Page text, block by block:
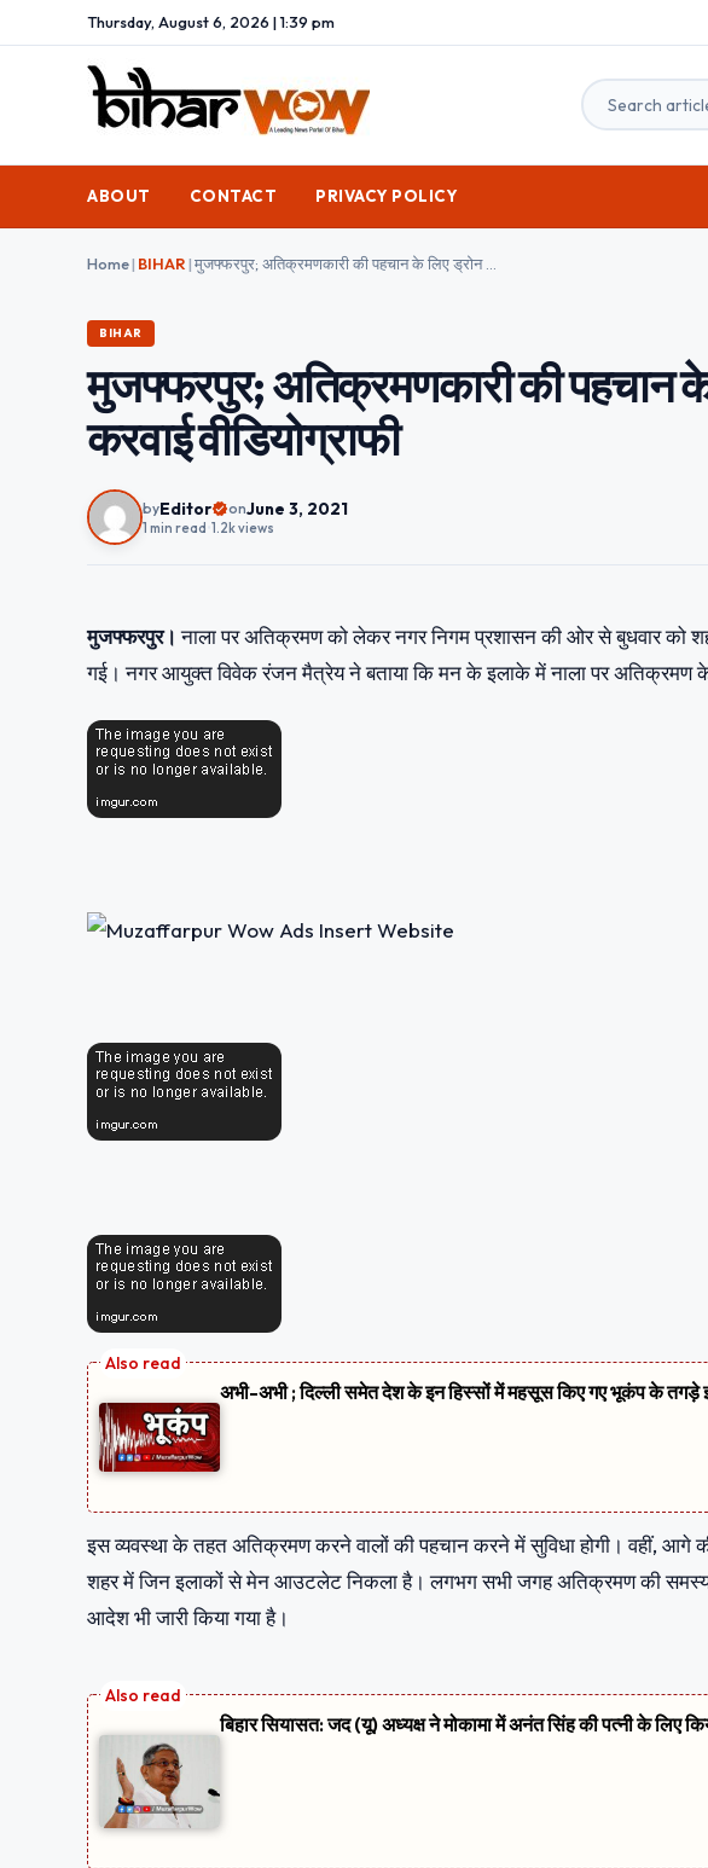
Thursday, August 6, 2026 | 1:39 pm अभी-अभी ;
ABOUT CONTACT PRIVACY POLICY
Home| BIHAR|
BIHAR
मुजफ्फरपुर; अतिक्रमणकारी की पहचान
करवाई वीडियोग्राफी
byEditor onJune 3, 2021
1 min read 1.2k views
मुजफ्फरपुर। नाला पर अतिक्रमण को लेकर नगर निगम प्रशासन की ओर से बुधवार को
गई। नगर आयुक्त विवेक रंजन मैत्रेय ने बताया कि मन के इलाके में नाला पर अतिक्रमण के
अभी-अभी ; दिल्ली समेत देश के इन हिस्सों में महसूस किए गए भूकंप के
इस व्यवस्था के तहत अतिक्रमण करने वालों की पहचान करने में सुविधा होगी। वहीं, आगे की
शहर में जिन इलाकों से मेन आउटलेट निकला है। लगभग सभी जगह अतिक्रमण की समस्या
आदेश भी जारी किया गया है।
बिहार सियासत: जद (यू) अध्यक्ष ने मोकामा में अनंत सिंह की पत्नी के लिए